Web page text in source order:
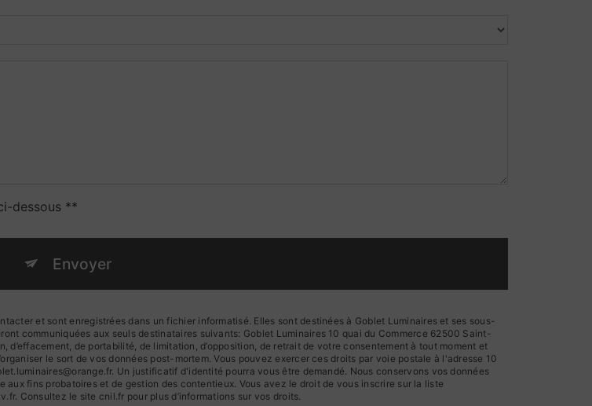
dessous **
Envoyer
et sont enregistrées dans un fichier informatisé. Elles sont destinées à Goblet Luminaires et ses sous-
communiquées aux seuls destinataires suivants: Goblet Luminaires 10 quai du Commerce 62500 Saint-
d’effacement, de portabilité, de limitation, d’opposition, de retrait de votre consentement à tout moment et
le sort de vos données post-mortem. Vous pouvez exercer ces droits par voie postale à l'adresse 10
Un justificatif d'identité pourra vous être demandé. Nous conservons vos données
fins probatoires et de gestion des contentieux. Vous avez le droit de vous inscrire sur la liste
. Consultez le site cnil.fr pour plus d’informations sur vos droits.